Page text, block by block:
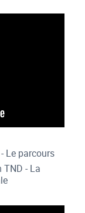
Le parcours
- La